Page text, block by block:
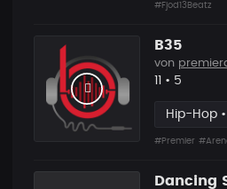
#Fjod13Beatz
B35
von
Likes
• 5
Hip-Hop
#Premier
Dancing